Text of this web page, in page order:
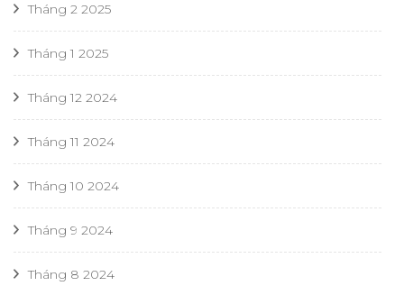
Tháng 2 2025
Tháng 1 2025
Tháng 12 2024
Tháng 11 2024
Tháng 10 2024
Tháng 9 2024
Tháng 8 2024